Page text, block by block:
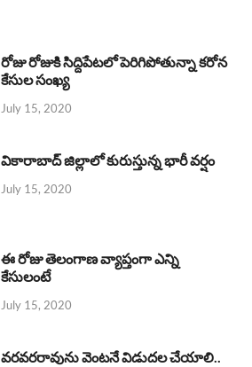
రోజు రోజుకి సిద్దిపేటలో పెరిగిపోతున్నా కరోన
కేసుల సంఖ్య
July 15, 2020
వికారాబాద్ జిల్లాలో కురుస్తున్న భారీ వర్షం
July 15, 2020
ఈ రోజు తెలంగాణ వ్యాప్తంగా ఎన్ని
కేసులంటే
July 15, 2020
వరవరరావును వెంటనే విడుదల చేయాలి..